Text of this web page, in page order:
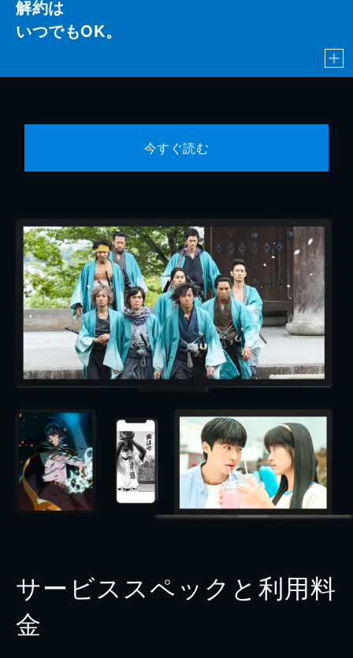
解約は
いつでもOK。
今すぐ読む
サービススペックと利用料
金